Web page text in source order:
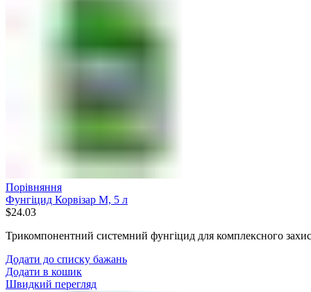
Порівняння
Фунгіцид Корвізар М, 5 л
$24.03
Трикомпонентний системний фунгіцид для комплексного
Додати до списку бажань
Додати в кошик
Швидкий перегляд